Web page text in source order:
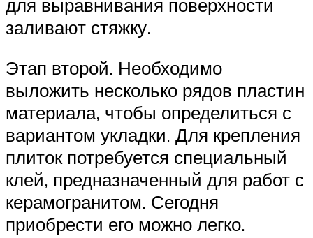
для выравнивания поверхности
заливают стяжку.
Этап второй. Необходимо
выложить несколько рядов пластин
материала, чтобы определиться с
вариантом укладки. Для крепления
плиток потребуется специальный
клей, предназначенный для работ с
керамогранитом. Сегодня
приобрести его можно легко.